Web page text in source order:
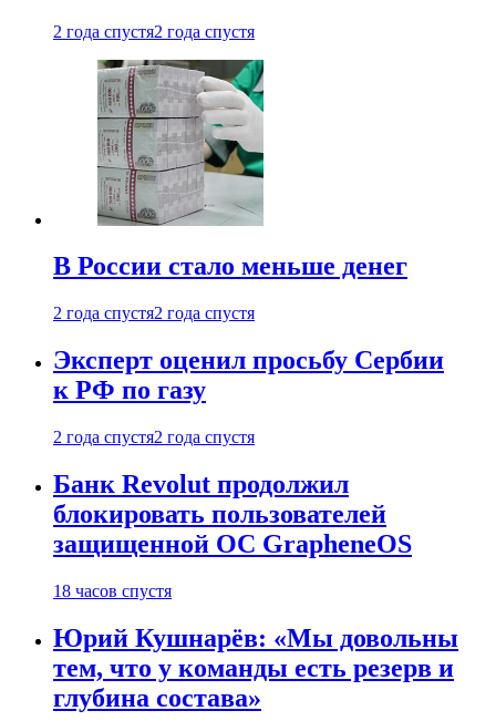
2 года спустя2 года спустя
В России стало меньше денег
2 года спустя2 года спустя
Эксперт оценил просьбу Сербии
к РФ по газу
2 года спустя2 года спустя
Банк Revolut продолжил
блокировать пользователей
защищенной ОС GrapheneOS
18 часов спустя
Юрий Кушнарёв: «Мы довольны
тем, что у команды есть резерв и
глубина состава»